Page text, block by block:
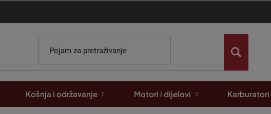
Košnja i održavanje Motori i dijelovi Karburatori